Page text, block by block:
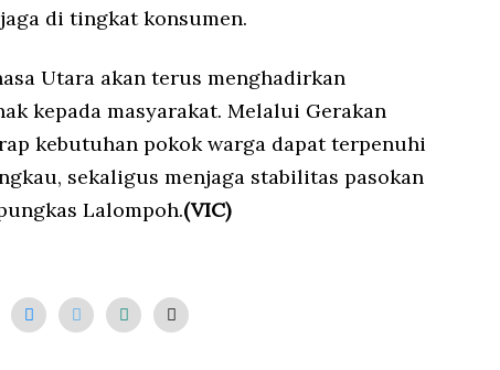
di tingkat konsumen.
Utara akan terus menghadirkan
kepada masyarakat. Melalui Gerakan
kebutuhan pokok warga dapat terpenuhi
sekaligus menjaga stabilitas pasokan
Lalompoh.(VIC)